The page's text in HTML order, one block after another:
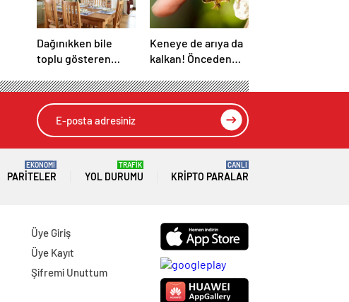
Dağınıkken bile
toplu gösteren
gelse fark edilmiyor
Keneye de arıya da
kalkan! Önceden
Sina’nın da sırrıymış
PARITELER
EKONOMİ
YOL DURUMU
TRAFİK
KRIPTO PARALAR
CANLI
Üye Giriş
Üye Kayıt
Şifremi Unuttum